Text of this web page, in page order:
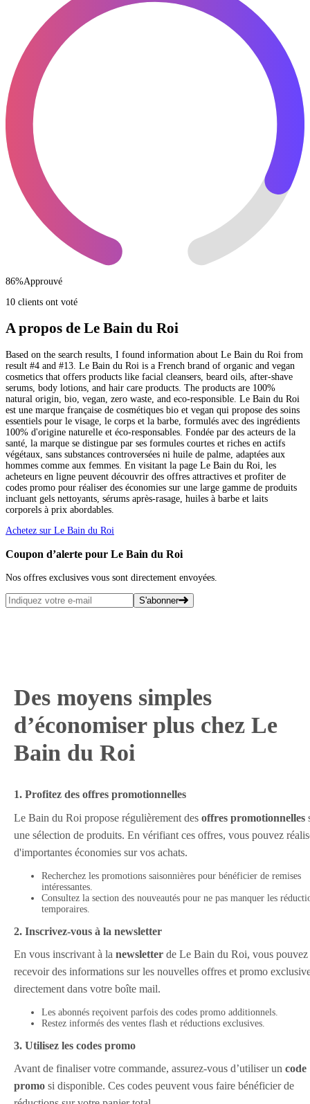
86%Approuvé
10 clients ont voté
A propos de Le Bain du Roi
Based on the search results, I found information about Le Bain du Roi from
result #4 and #13. Le Bain du Roi is a French brand of organic and vegan
cosmetics that offers products like facial cleansers, beard oils, after-shave
serums, body lotions, and hair care products. The products are 100%
natural origin, bio, vegan, zero waste, and eco-responsible. Le Bain du Roi
est une marque française de cosmétiques bio et vegan qui propose des soins
essentiels pour le visage, le corps et la barbe, formulés avec des ingrédients
100% d'origine naturelle et éco-responsables. Fondée par des acteurs de la
santé, la marque se distingue par ses formules courtes et riches en actifs
végétaux, sans substances controversées ni huile de palme, adaptées aux
hommes comme aux femmes. En visitant la page Le Bain du Roi, les
acheteurs en ligne peuvent découvrir des offres attractives et profiter de
codes promo pour réaliser des économies sur une large gamme de produits
incluant gels nettoyants, sérums après-rasage, huiles à barbe et laits
corporels à prix abordables.
Achetez sur Le Bain du Roi
Coupon d’alerte pour Le Bain du Roi
Nos offres exclusives vous sont directement envoyées.
S'abonner
Des moyens simples
d’économiser plus chez Le
Bain du Roi
1. Profitez des offres promotionnelles
Le Bain du Roi propose régulièrement des offres promotionnelles
une sélection de produits. En vérifiant ces offres, vous pouvez
d'importantes économies sur vos achats.
Recherchez les promotions saisonnières pour bénéficier de remises
intéressantes.
Consultez la section des nouveautés pour ne pas manquer les
temporaires.
2. Inscrivez-vous à la newsletter
En vous inscrivant à la newsletter de Le Bain du Roi, vous pouvez
recevoir des informations sur les nouvelles offres et promo
directement dans votre boîte mail.
Les abonnés reçoivent parfois des codes promo additionnels.
Restez informés des ventes flash et réductions exclusives.
3. Utilisez les codes promo
Avant de finaliser votre commande, assurez-vous d’utiliser un code
promo si disponible. Ces codes peuvent vous faire bénéficier de